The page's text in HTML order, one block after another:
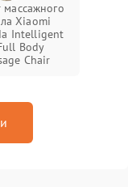
массажного
Xiaomi
Intelligent
Body
Chair